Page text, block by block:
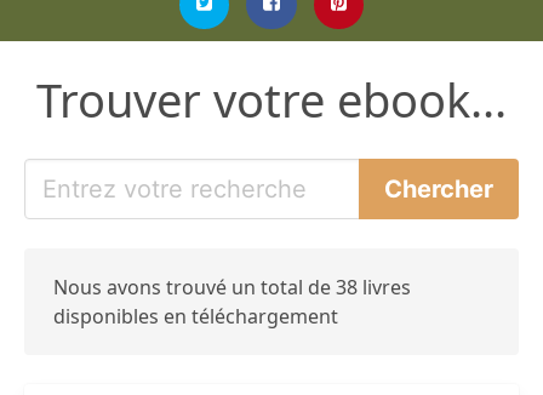
Trouver votre ebook...
Nous avons trouvé un total de 38 livres
disponibles en téléchargement